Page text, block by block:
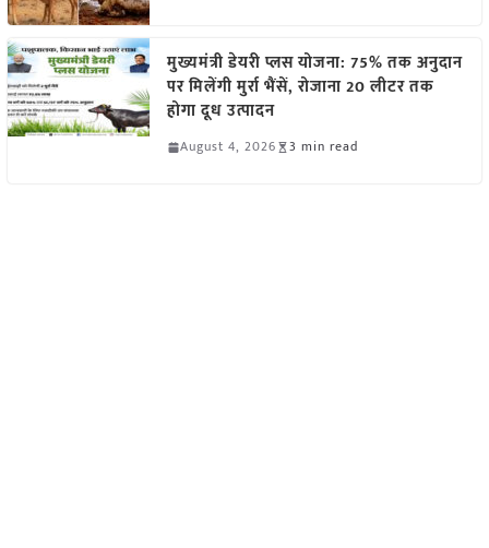
मुख्यमंत्री डेयरी प्लस योजना: 75% तक अनुदान
पर मिलेंगी मुर्रा भैंसें, रोजाना 20 लीटर तक
होगा दूध उत्पादन
August 4, 2026 3 min read